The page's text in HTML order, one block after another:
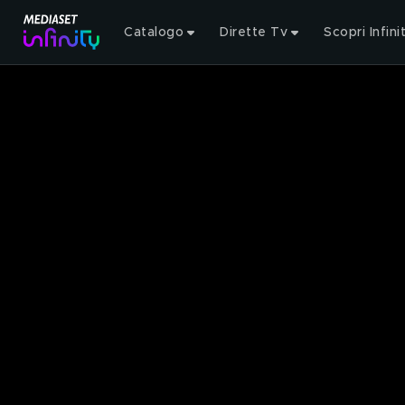
Catalogo Dirette Tv Scopri